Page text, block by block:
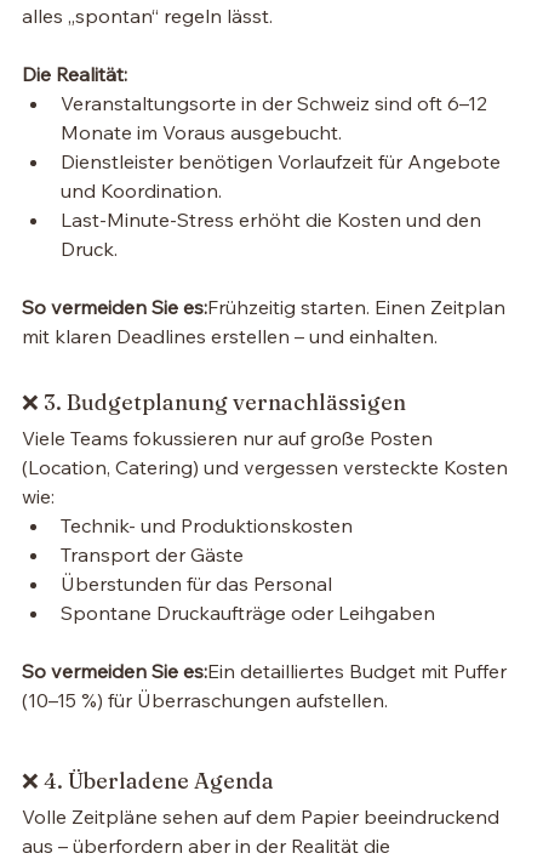
alles „spontan“ regeln lässt.
Die Realität:
Veranstaltungsorte in der Schweiz sind oft 6–12
Monate im Voraus ausgebucht.
Dienstleister benötigen Vorlaufzeit für Angebote
und Koordination.
Last-Minute-Stress erhöht die Kosten und den
Druck.
So vermeiden Sie es:Frühzeitig starten. Einen Zeitplan
mit klaren Deadlines erstellen – und einhalten.
❌ 3. Budgetplanung vernachlässigen
Viele Teams fokussieren nur auf große Posten
(Location, Catering) und vergessen versteckte Kosten
wie:
Technik- und Produktionskosten
Transport der Gäste
Überstunden für das Personal
Spontane Druckaufträge oder Leihgaben
So vermeiden Sie es:Ein detailliertes Budget mit Puffer
(10–15 %) für Überraschungen aufstellen.
❌ 4. Überladene Agenda
Volle Zeitpläne sehen auf dem Papier beeindruckend
aus – überfordern aber in der Realität die